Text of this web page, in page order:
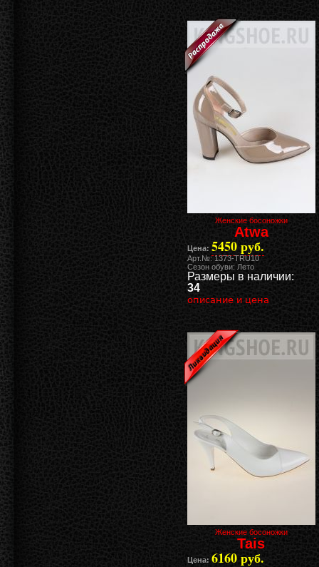
Женские босоножки
Atwa
Цена: 5450 руб.
Арт.№: 1373-TRU10
Сезон обуви: Лето
Размеры в наличии:
34
описание и цена
Женские босоножки
Tais
Цена: 6160 руб.